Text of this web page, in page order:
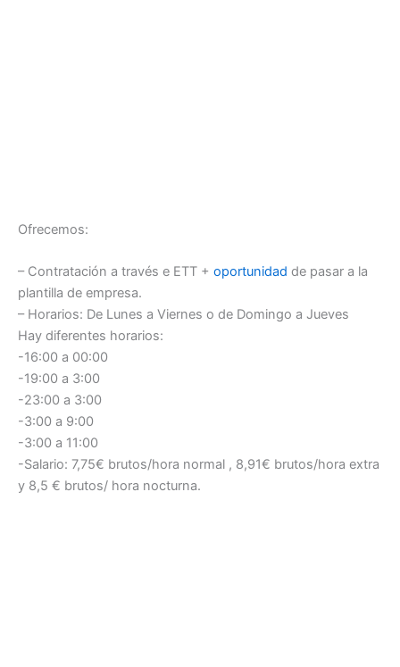
Ofrecemos:
– Contratación a través e ETT + oportunidad de pasar a la
plantilla de empresa.
– Horarios: De Lunes a Viernes o de Domingo a Jueves
Hay diferentes horarios:
-16:00 a 00:00
-19:00 a 3:00
-23:00 a 3:00
-3:00 a 9:00
-3:00 a 11:00
-Salario: 7,75€ brutos/hora normal , 8,91€ brutos/hora extra
y 8,5 € brutos/ hora nocturna.